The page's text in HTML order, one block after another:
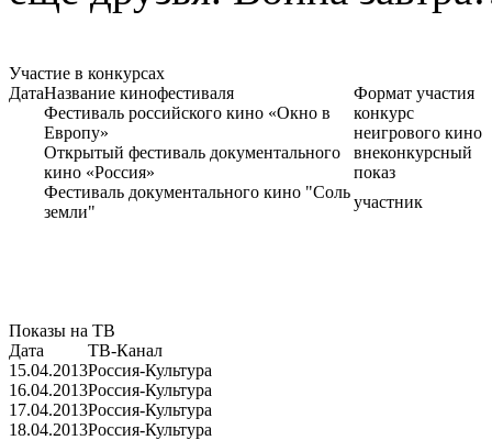
Участие в конкурсах
ДатаНазвание кинофестиваля
Формат участия
Фестиваль российского кино «Окно в
Европу»
конкурс
неигрового кино
Открытый фестиваль документального
кино «Россия»
внеконкурсный
показ
Фестиваль документального кино "Соль
земли"
участник
Показы на ТВ
Дата
ТВ-Канал
15.04.2013Россия-Культура
16.04.2013Россия-Культура
17.04.2013Россия-Культура
18.04.2013Россия-Культура